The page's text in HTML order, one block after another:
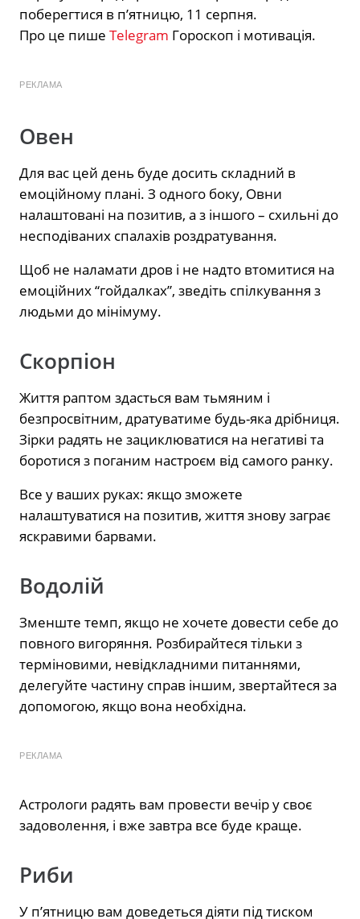
поберегтися в п’ятницю, 11 серпня.
Про це пише Telegram Гороскоп і мотивація.
РЕКЛАМА
Овен
Для вас цей день буде досить складний в
емоційному плані. З одного боку, Овни
налаштовані на позитив, а з іншого – схильні до
несподіваних спалахів роздратування.
Щоб не наламати дров і не надто втомитися на
емоційних “гойдалках”, зведіть спілкування з
людьми до мінімуму.
Скорпіон
Життя раптом здасться вам тьмяним і
безпросвітним, дратуватиме будь-яка дрібниця.
Зірки радять не зациклюватися на негативі та
боротися з поганим настроєм від самого ранку.
Все у ваших руках: якщо зможете
налаштуватися на позитив, життя знову заграє
яскравими барвами.
Водолій
Зменште темп, якщо не хочете довести себе до
повного вигоряння. Розбирайтеся тільки з
терміновими, невідкладними питаннями,
делегуйте частину справ іншим, звертайтеся за
допомогою, якщо вона необхідна.
РЕКЛАМА
Астрологи радять вам провести вечір у своє
задоволення, і вже завтра все буде краще.
Риби
У п’ятницю вам доведеться діяти під тиском